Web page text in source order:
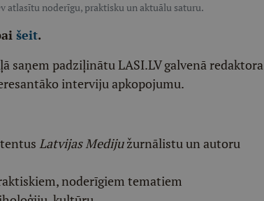
atlasītu noderīgu, praktisku un aktuālu saturu.
šeit.
saņem padziļinātu LASI.LV galvenā redaktora
interviju apkopojumu.
Latvijas Medijužurnālistu un autoru
noderīgiem tematiem